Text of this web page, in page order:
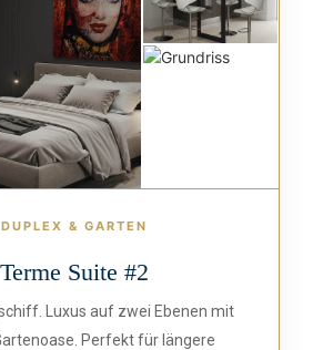
DUPLEX & GARTEN
Terme Suite #2
Luxus auf zwei Ebenen mit
Perfekt für längere